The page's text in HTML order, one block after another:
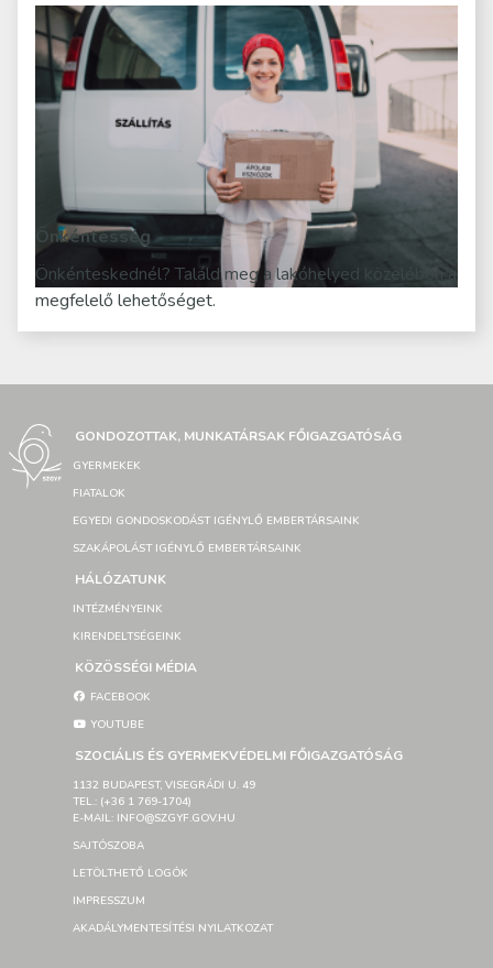
Önkéntesség
Önkénteskednél? Találd meg a lakóhelyed közelében a
megfelelő lehetőséget.
GONDOZOTTAK, MUNKATÁRSAK FŐIGAZGATÓSÁG
GYERMEKEK
FIATALOK
EGYEDI GONDOSKODÁST IGÉNYLŐ EMBERTÁRSAINK
SZAKÁPOLÁST IGÉNYLŐ EMBERTÁRSAINK
HÁLÓZATUNK
INTÉZMÉNYEINK
KIRENDELTSÉGEINK
KÖZÖSSÉGI MÉDIA
FACEBOOK
YOUTUBE
SZOCIÁLIS ÉS GYERMEKVÉDELMI FŐIGAZGATÓSÁG
1132 BUDAPEST, VISEGRÁDI U. 49
TEL.: (+36 1 769-1704)
E-MAIL: INFO@SZGYF.GOV.HU
SAJTÓSZOBA
LETÖLTHETŐ LOGÓK
IMPRESSZUM
AKADÁLYMENTESÍTÉSI NYILATKOZAT